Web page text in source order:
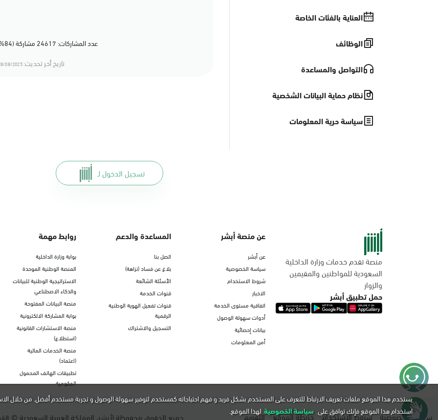
العناية بالفئات الخاصة
الوظائف
التواصل والمساعدة
نظام حماية البيانات الشخصية
سياسة حرية المعلومات
عدد المشاركات: 24617 مشاركة (84%) أعجبهم المحتوى
تاريخ أخر تحديث:08/2025 12:08
تسجيل الدخول لـ
منصة تقدم خدمات وزارة الداخلية
السعودية للمواطنين والمقيمين
والزوار
حمل تطبيق أبشر
عن منصة أبشر
عن أبشر
سياسة الخصوصية
شروط الاستخدام
الاخبار
اتفاقية مستوى الخدمة
أدوات سهولة الوصول
بيانات إحصائية
أمن المعلومات
المساعدة والدعم
اتصل بنا
بلاغ عن فساد (نزاهة)
الأسئلة الشائعة
قنوات الخدمة
قنوات تفعيل الهوية الوطنية
الرقمية
التسجيل والاشتراك
روابط مهمة
بوابة وزارة الداخلية
المنصة الوطنية الموحدة
الاستراتيجية الوطنية للبيانات
والذكاء الاصطناعي
منصة البيانات المفتوحة
بوابة المشاركة الالكترونية
منصة الاستشارات القانونية
(استطلاع)
منصة الخدمات المالية
(اعتماد)
تطبيقات الهاتف المحمول
الحكومية
سياسة الخصوصية شروط الاستخدام خريطة الموقع التقويم جميع الحقوق محفوظة لأبشر، المملكة العربية السعودية ©
يستخدم هذا الموقع ملفات تعريف الارتباط للتعرف على المستخدم بشكل فريد و فهم احتياجاته كمستخدم لتوفير سهولة الوصول و تجربة مستخدم أفضل. من خلال
استخدام هذا الموقع فإنك توافق على سياسة الخصوصية لهذا الموقع.